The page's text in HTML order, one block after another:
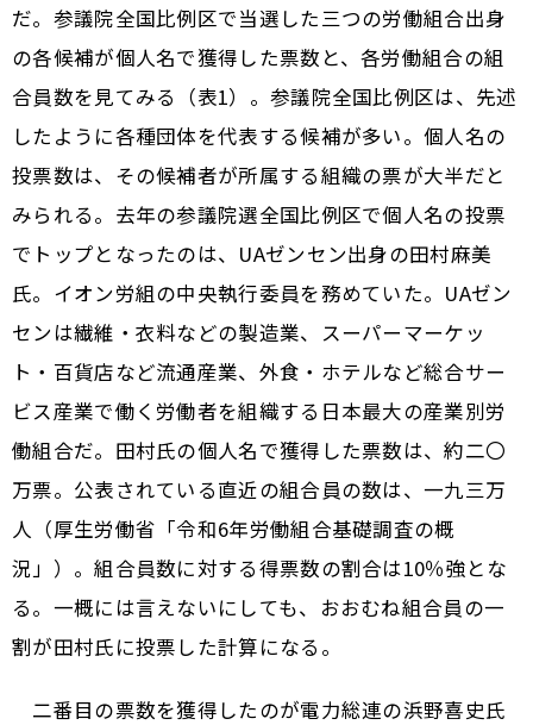
だ。参議院全国比例区で当選した三つの労働組合出身
の各候補が個人名で獲得した票数と、各労働組合の組
合員数を見てみる（表1）。参議院全国比例区は、先述
したように各種団体を代表する候補が多い。個人名の
投票数は、その候補者が所属する組織の票が大半だと
みられる。去年の参議院選全国比例区で個人名の投票
でトップとなったのは、UAゼンセン出身の田村麻美
氏。イオン労組の中央執行委員を務めていた。UAゼン
センは繊維・衣料などの製造業、スーパーマーケッ
ト・百貨店など流通産業、外食・ホテルなど総合サー
ビス産業で働く労働者を組織する日本最大の産業別労
働組合だ。田村氏の個人名で獲得した票数は、約二〇
万票。公表されている直近の組合員の数は、一九三万
人（厚生労働省「令和6年労働組合基礎調査の概
況」）。組合員数に対する得票数の割合は10％強とな
る。一概には言えないにしても、おおむね組合員の一
割が田村氏に投票した計算になる。
二番目の票数を獲得したのが電力総連の浜野喜史氏